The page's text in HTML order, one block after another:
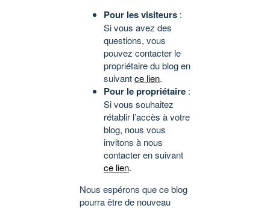
Pour les visiteurs :
Si vous avez des
questions, vous
pouvez contacter le
propriétaire du blog en
suivantce lien.
Pour le propriétaire :
Si vous souhaitez
rétablir l’accès à votre
blog, nous vous
invitons à nous
contacter en suivant
ce lien.
Nous espérons que ce blog
pourra être de nouveau